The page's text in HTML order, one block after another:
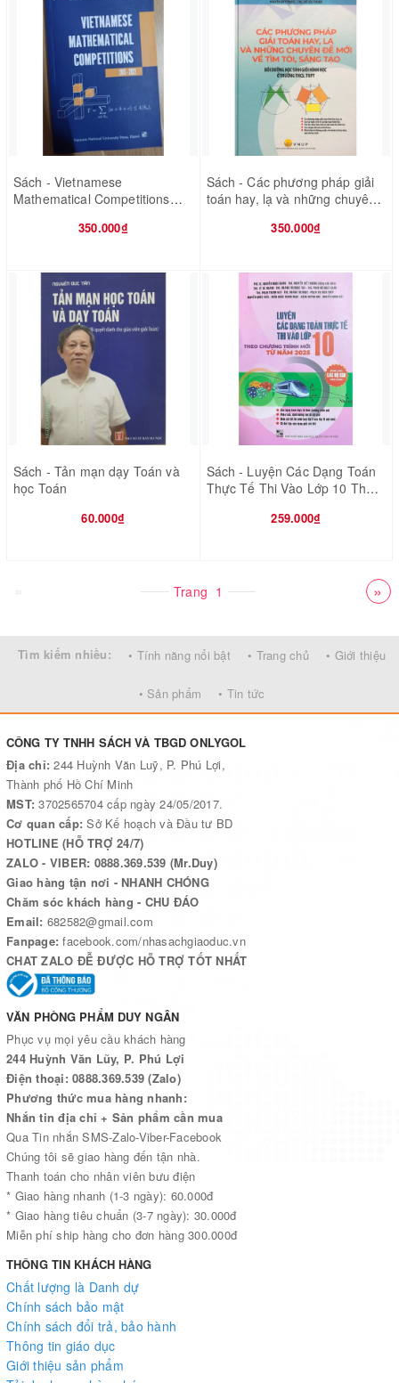
Sách - Vietnamese
Mathematical Competitions
350.000₫
Sách - Các phương pháp giải
toán hay, lạ và những chuyên
350.000₫
Sách - Tản mạn dạy Toán và
học Toán
60.000₫
Sách - Luyện Các Dạng Toán
Thực Tế Thi Vào Lớp 10 Theo
2025(Dùng Chung Cho Các Bộ
259.000₫
« Trang 1 »
Tìm kiếm nhiều: • Tính năng nổi bật • Trang chủ • Giới thiệu
• Sản phẩm • Tin tức
CÔNG TY TNHH SÁCH VÀ TBGD ONLYGOL
Địa chỉ:244 Huỳnh Văn Luỹ, P. Phú Lợi,
Thành phố Hồ Chí Minh
MST:3702565704 cấp ngày 24/05/2017.
Cơ quan cấp:Sở Kế hoạch và Đầu tư BD
HOTLINE (HỖ TRỢ 24/7)
ZALO - VIBER: 0888.369.539 (Mr.Duy)
Giao hàng tận nơi - NHANH CHÓNG
Chăm sóc khách hàng - CHU ĐÁO
Email: 682582@gmail.com
Fanpage:facebook.com/nhasachgiaoduc.vn
CHAT ZALO ĐỄ ĐƯỢC HỖ TRỢ TỐT NHẤT
VĂN PHÒNG PHẨM DUY NGÂN
Phục vụ mọi yêu cầu khách hàng
244 Huỳnh Văn Lũy, P. Phú Lợi
Điện thoại: 0888.369.539 (Zalo)
Phương thức mua hàng nhanh:
Nhắn tin địa chỉ + Sản phẩm cần mua
Qua Tin nhắn SMS-Zalo-Viber-Facebook
Chúng tôi sẽ giao hàng đến tận nhà.
Thanh toán cho nhân viên bưu điện
* Giao hàng nhanh (1-3 ngày): 60.000đ
* Giao hàng tiêu chuẩn (3-7 ngày): 30.000đ
Miễn phí ship hàng cho đơn hàng 300.000đ
THÔNG TIN KHÁCH HÀNG
Chất lượng là Danh dự
Chính sách bảo mật
Chính sách đổi trả, bảo hành
Thông tin giáo dục
Giới thiệu sản phẩm